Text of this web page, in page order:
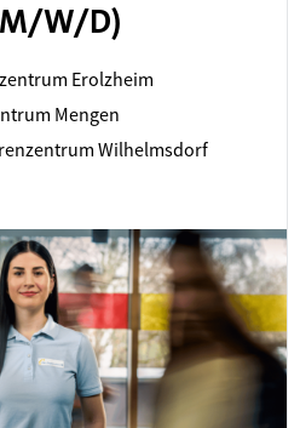
W/D)
Erolzheim
Mengen
Wilhelmsdorf